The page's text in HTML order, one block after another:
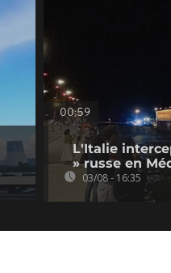
00:59
L'Italie
» russe en
03/08 - 16:35